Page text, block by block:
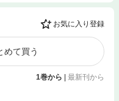
お気に入り登録
めて買う
1巻から 最新刊から